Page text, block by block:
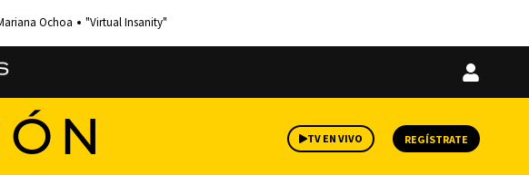
Ochoa "Virtual Insanity"
Iniciar
TV EN VIVO REGÍSTRATE